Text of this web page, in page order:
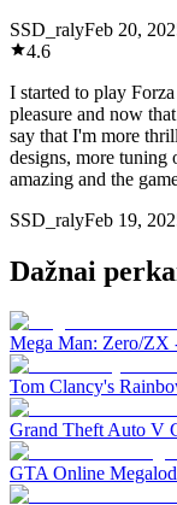
SSD_ralyFeb 20,
4.6
I started to play
pleasure and now
say that I'm more
designs, more tuning
amazing and the
SSD_ralyFeb 19,
Dažnai
Mega Man: Zero/ZX
Tom Clancy's
Grand Theft Auto V
GTA Online